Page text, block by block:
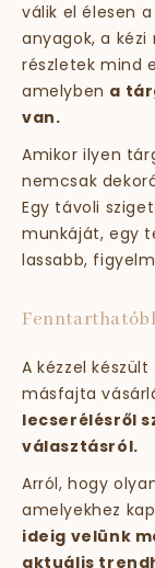
válik el élesen
anyagok, a
részletek mind
amelyben a
van.
Amikor ilyen
nemcsak
Egy távoli
munkáját, egy
lassabb,
A kézzel
másfajta
lecserélésről
választásról.
Arról, hogy
amelyekhez
ideig velünk
aktuális